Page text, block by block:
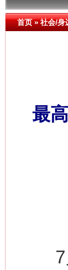
首页»社会/身
最
7月